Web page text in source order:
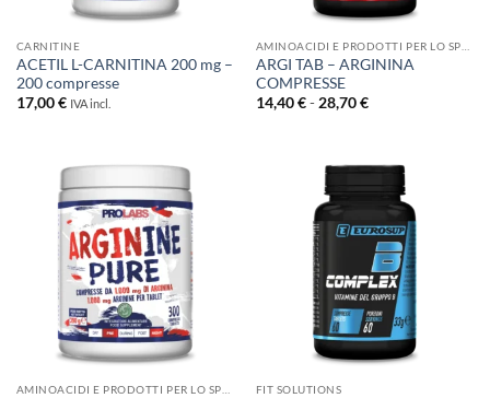
CARNITINE
ACETIL L-CARNITINA 200 mg –
200 compresse
17,00€ IVA incl.
ARGI TAB – ARGININA
COMPRESSE
14,40€ - 28,70€Fascia
28,70 €
FIT SOLUTIONS